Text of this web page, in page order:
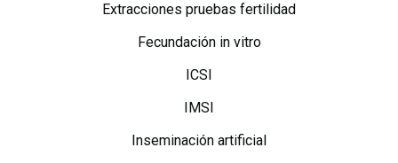
Extracciones pruebas fertilidad
Fecundación in vitro
ICSI
IMSI
Inseminación artificial